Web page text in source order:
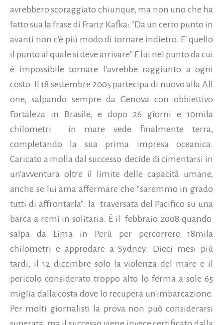
avrebbero scoraggiato chiunque, ma non uno che ha
fatto sua la frase di Franz Kafka: "Da un certo punto in
avanti non c'è più modo di tornare indietro. E' quello
il punto al quale si deve arrivare".E lui nel punto da cui
è impossibile tornare l'avrebbe raggiunto a ogni
costo. Il 18 settembre 2005 partecipa di nuovo alla All
one, salpando sempre da Genova con obbiettivo
Fortaleza in Brasile, e dopo 26 giorni e 10mila
chilometri in mare vede finalmente terra,
completando la sua prima impresa oceanica.
Caricato a molla dal successo decide di cimentarsi in
un'avventura oltre il limite delle capacità umane,
anche se lui ama affermare che "saremmo in grado
tutti di affrontarla": la traversata del Pacifico su una
barca a remi in solitaria. È il febbraio 2008 quando
salpa da Lima in Perù per percorrere 18mila
chilometri e approdare a Sydney. Dieci mesi più
tardi, il 12 dicembre solo la violenza del mare e il
pericolo considerato troppo alto lo ferma a sole 65
miglia dalla costa dove lo recupera un'imbarcazione.
Per molti giornalisti la prova non può considerarsi